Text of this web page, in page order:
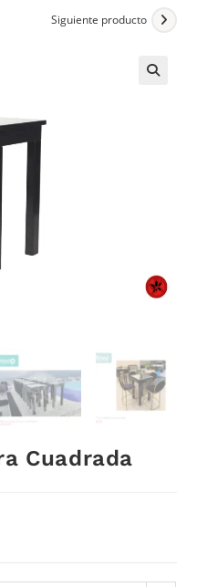
Siguiente producto
Cuadrada